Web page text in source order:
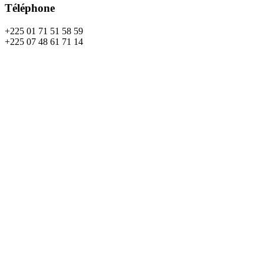
Téléphone
+225 01 71 51 58 59
+225 07 48 61 71 14